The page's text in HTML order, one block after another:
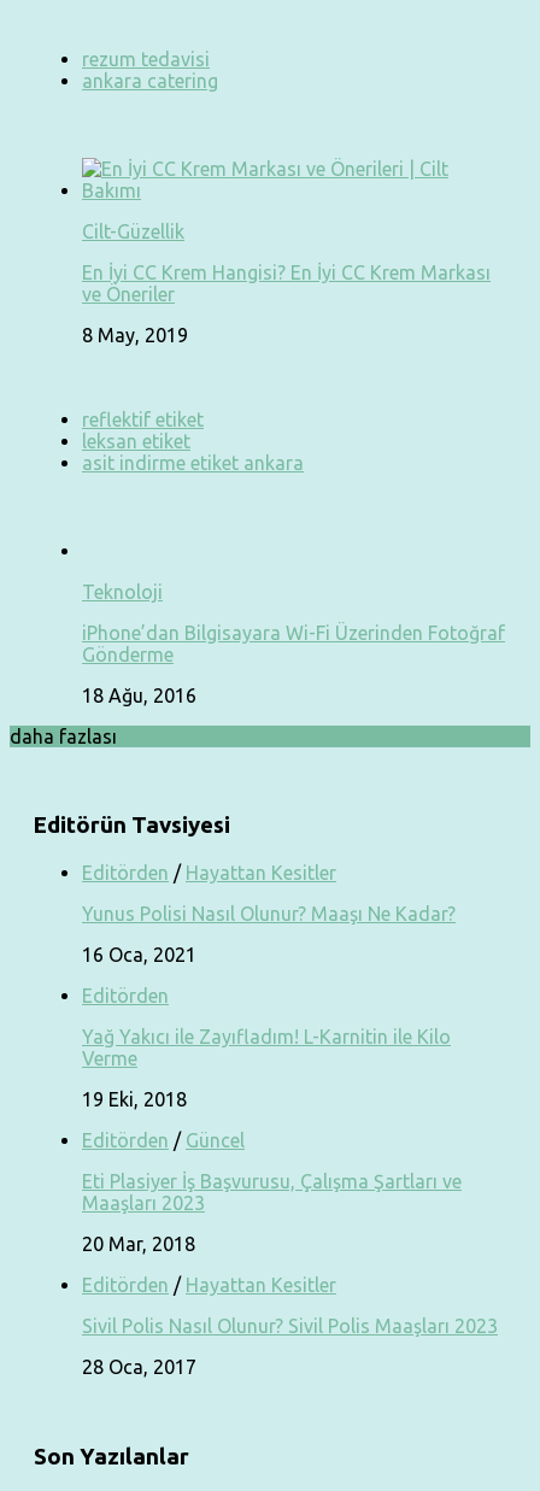
rezum tedavisi
ankara catering
Cilt-Güzellik
En İyi CC Krem Hangisi? En İyi CC Krem Markası
ve Öneriler
8 May, 2019
reflektif etiket
leksan etiket
asit indirme etiket ankara
Teknoloji
iPhone’dan Bilgisayara Wi-Fi Üzerinden Fotoğraf
Gönderme
18 Ağu, 2016
daha fazlası
Editörün Tavsiyesi
Editörden / Hayattan Kesitler
Yunus Polisi Nasıl Olunur? Maaşı Ne Kadar?
16 Oca, 2021
Editörden
Yağ Yakıcı ile Zayıfladım! L-Karnitin ile Kilo
Verme
19 Eki, 2018
Editörden / Güncel
Eti Plasiyer İş Başvurusu, Çalışma Şartları ve
Maaşları 2023
20 Mar, 2018
Editörden / Hayattan Kesitler
Sivil Polis Nasıl Olunur? Sivil Polis Maaşları 2023
28 Oca, 2017
Son Yazılanlar